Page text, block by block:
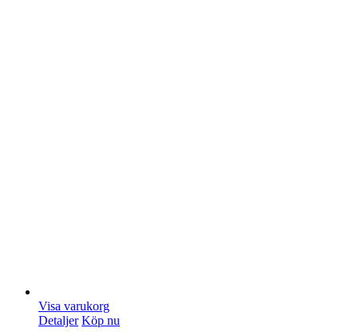
Visa varukorg
Detaljer Köp nu